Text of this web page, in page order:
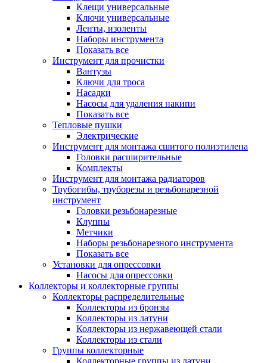
Клещи универсальные
Ключи универсальные
Ленты, изоленты
Наборы инструмента
Показать все
Инструмент для прочистки
Вантузы
Ключи для троса
Насадки
Насосы для удаления накипи
Показать все
Тепловые пушки
Электрические
Инструмент для монтажа сшитого полиэтилена
Головки расширительные
Комплекты
Инструмент для монтажа радиаторов
Трубогибы, труборезы и резьбонарезной
инструмент
Головки резьбонарезные
Клуппы
Метчики
Наборы резьбонарезного инструмента
Показать все
Установки для опрессовки
Насосы для опрессовки
Коллекторы и коллекторные группы
Коллекторы распределительные
Коллекторы из бронзы
Коллекторы из латуни
Коллекторы из нержавеющей стали
Коллекторы из стали
Группы коллекторные
Коллекторные группы из латуни